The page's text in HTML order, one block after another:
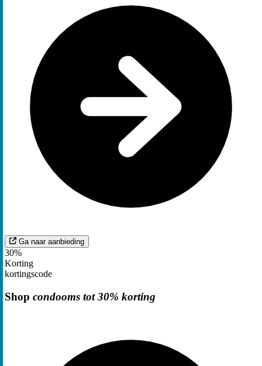
Ga naar aanbieding
30%
Korting
kortingscode
Shop condooms tot 30% korting